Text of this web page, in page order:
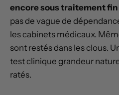
encore sous traitement
pas de vague de
les cabinets médicaux.
sont restés dans les clous.
test clinique grandeur
ratés.